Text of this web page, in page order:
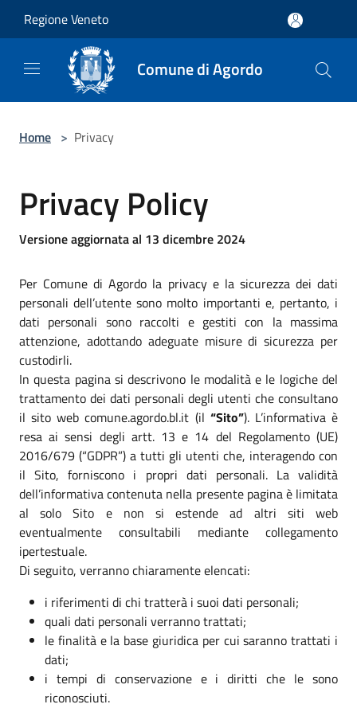
Regione Veneto
Comune di Agordo
Home > Privacy
Privacy Policy
Versione aggiornata al 13 dicembre 2024
Per Comune di Agordo la privacy e la sicurezza dei dati
personali dell’utente sono molto importanti e, pertanto, i
dati personali sono raccolti e gestiti con la massima
attenzione, adottando adeguate misure di sicurezza per
custodirli.
In questa pagina si descrivono le modalità e le logiche del
trattamento dei dati personali degli utenti che consultano
il sito web comune.agordo.bl.it (il “Sito”). L’informativa è
resa ai sensi degli artt. 13 e 14 del Regolamento (UE)
2016/679 (“GDPR”) a tutti gli utenti che, interagendo con
il Sito, forniscono i propri dati personali. La validità
dell’informativa contenuta nella presente pagina è limitata
al solo Sito e non si estende ad altri siti web
eventualmente consultabili mediante collegamento
ipertestuale.
Di seguito, verranno chiaramente elencati:
i riferimenti di chi tratterà i suoi dati personali;
quali dati personali verranno trattati;
le finalità e la base giuridica per cui saranno trattati i
dati;
i tempi di conservazione e i diritti che le sono
riconosciuti.